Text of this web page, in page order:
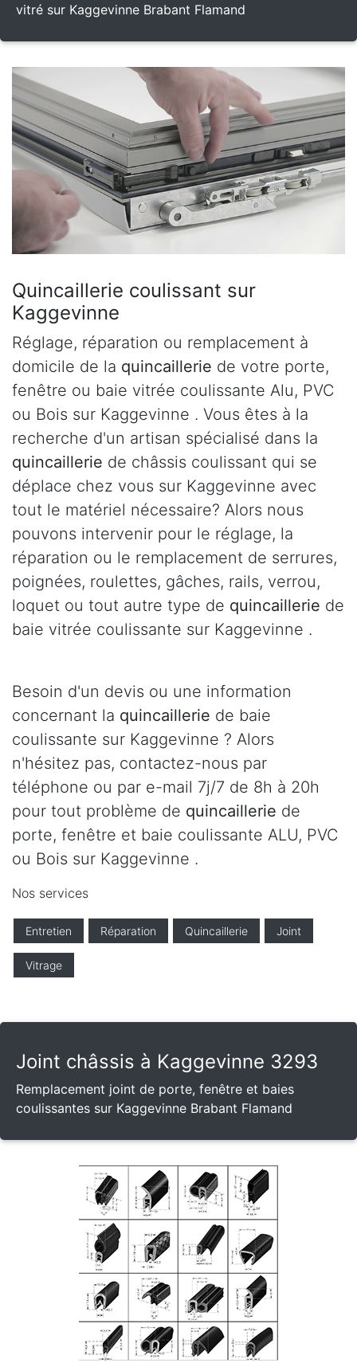
vitré sur Kaggevinne Brabant Flamand
Quincaillerie coulissant sur
Kaggevinne
Réglage, réparation ou remplacement à
domicile de la quincaillerie de votre porte,
fenêtre ou baie vitrée coulissante Alu, PVC
ou Bois sur Kaggevinne . Vous êtes à la
recherche d'un artisan spécialisé dans la
quincaillerie de châssis coulissant qui se
déplace chez vous sur Kaggevinne avec
tout le matériel nécessaire? Alors nous
pouvons intervenir pour le réglage, la
réparation ou le remplacement de serrures,
poignées, roulettes, gâches, rails, verrou,
loquet ou tout autre type de quincaillerie de
baie vitrée coulissante sur Kaggevinne .
Besoin d'un devis ou une information
concernant la quincaillerie de baie
coulissante sur Kaggevinne ? Alors
n'hésitez pas, contactez-nous par
téléphone ou par e-mail 7j/7 de 8h à 20h
pour tout problème de quincaillerie de
porte, fenêtre et baie coulissante ALU, PVC
ou Bois sur Kaggevinne .
Nos services
Entretien Réparation Quincaillerie Joint
Vitrage
Joint châssis à Kaggevinne 3293
Remplacement joint de porte, fenêtre et baies
coulissantes sur Kaggevinne Brabant Flamand